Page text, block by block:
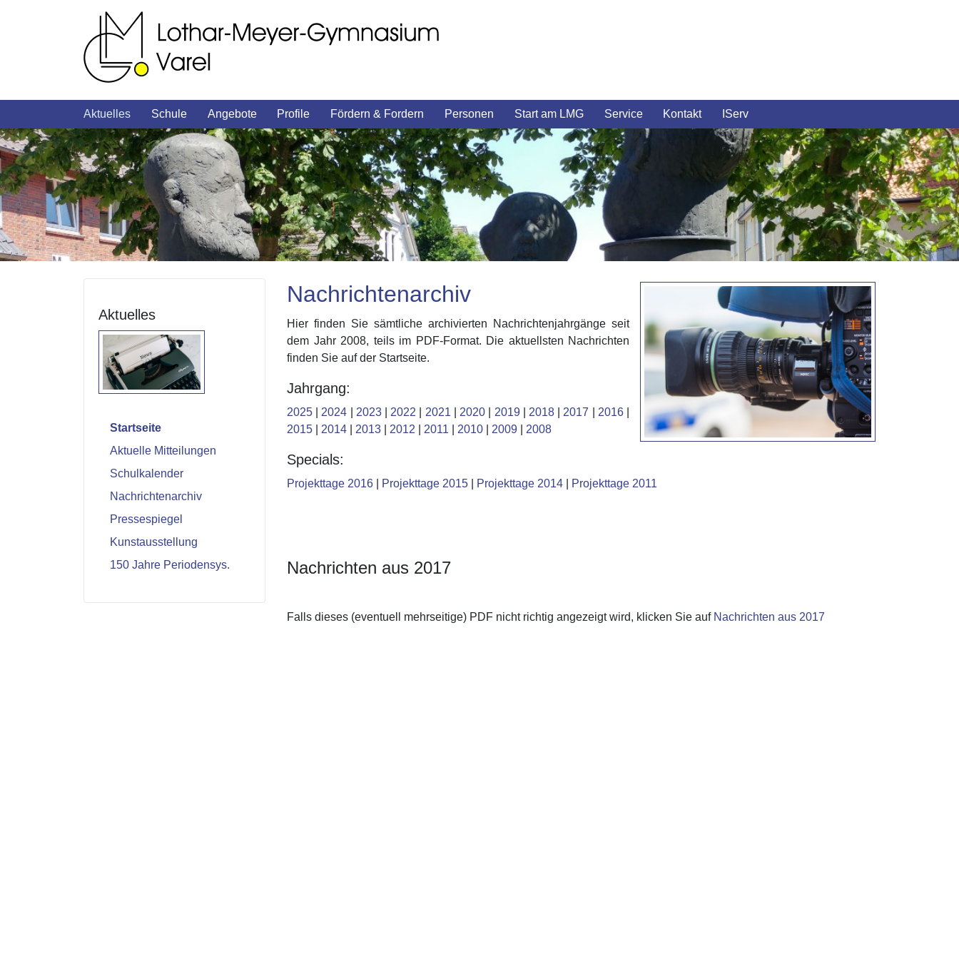
Aktuelles Schule Angebote Profile Fördern & Fordern Personen Start am LMG Service Kontakt IServ
Aktuelles
Startseite
Aktuelle Mitteilungen
Schulkalender
Nachrichtenarchiv
Pressespiegel
Kunstausstellung
150 Jahre Periodensys.
Nachrichtenarchiv
Hier finden Sie sämtliche archivierten Nachrichtenjahrgänge seit
dem Jahr 2008, teils im PDF-Format. Die aktuellsten Nachrichten
finden Sie auf der Startseite.
Jahrgang:
2025 2024 2023| 2022 2021 2020 2019| 2018| 2017 2016|
2015
2014 2013 2012 2011 2010 2009 2008
Specials:
Projekttage 2016 Projekttage 2015 Projekttage 2014 Projekttage 2011
Nachrichten aus 2017
Falls dieses (eventuell mehrseitige) PDF nicht richtig angezeigt wird, klicken Sie auf Nachrichten aus 2017